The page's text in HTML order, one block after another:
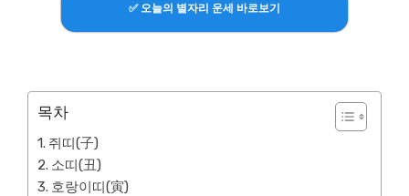
✅ 오늘의 별자리 운세 바로보기
목차
쥐띠(子)
소띠(丑)
호랑이띠(寅)